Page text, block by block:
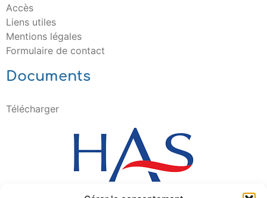
Accès
Liens utiles
Mentions légales
Formulaire de contact
Documents
Télécharger